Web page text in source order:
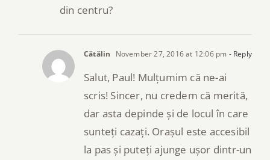
din centru?
Cătălin November 27, 2016 at 12:06 pm - Reply
Salut, Paul! Mulțumim că ne-ai
scris! Sincer, nu credem că merită,
dar asta depinde și de locul în care
sunteți cazați. Orașul este accesibil
la pas și puteți ajunge ușor dintr-un